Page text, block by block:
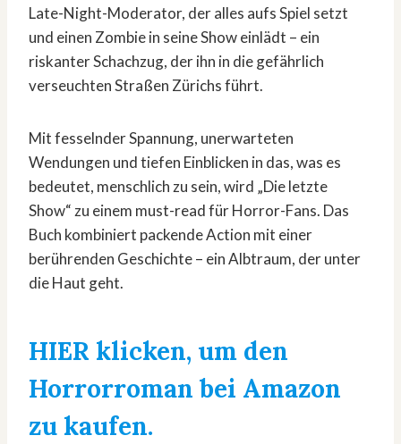
Late-Night-Moderator, der alles aufs Spiel setzt
und einen Zombie in seine Show einlädt – ein
riskanter Schachzug, der ihn in die gefährlich
verseuchten Straßen Zürichs führt.
Mit fesselnder Spannung, unerwarteten
Wendungen und tiefen Einblicken in das, was es
bedeutet, menschlich zu sein, wird „Die letzte
Show“ zu einem must-read für Horror-Fans. Das
Buch kombiniert packende Action mit einer
berührenden Geschichte – ein Albtraum, der unter
die Haut geht.
HIER klicken, um den
Horrorroman bei Amazon
zu kaufen.